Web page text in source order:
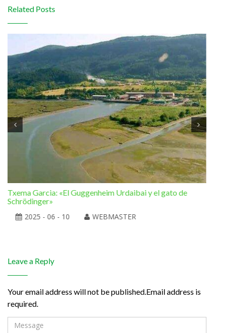
Related Posts
Txema Garcia: «El Guggenheim Urdaibai y el gato de
Schrödinger»
2025 - 06 - 10
WEBMASTER
Leave a Reply
Your email address will not be published.Email address is
required.